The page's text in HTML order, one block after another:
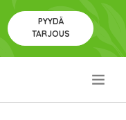
PYYDÄ
TARJOUS